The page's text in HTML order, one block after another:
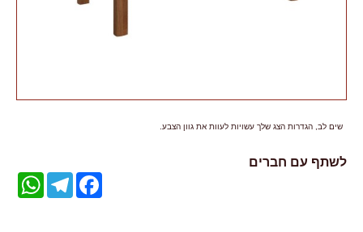
שים לב, הגדרות הצג שלך עשויות לעוות את גוון הצבע.
לשתף עם חברים
TelegramFacebook